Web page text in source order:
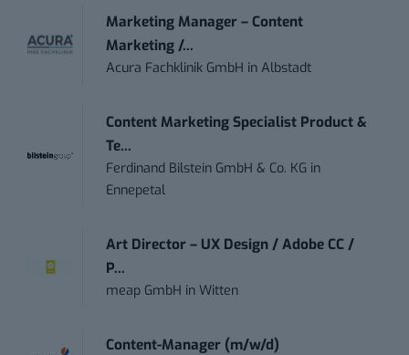
Marketing Manager – Content
Marketing /...
Acura Fachklinik GmbH inAlbstadt
Content Marketing Specialist Product &
Te...
Ferdinand Bilstein GmbH & Co. KG in
Ennepetal
Art Director – UX Design / Adobe CC /
P...
meap GmbH inWitten
Content-Manager (m/w/d)